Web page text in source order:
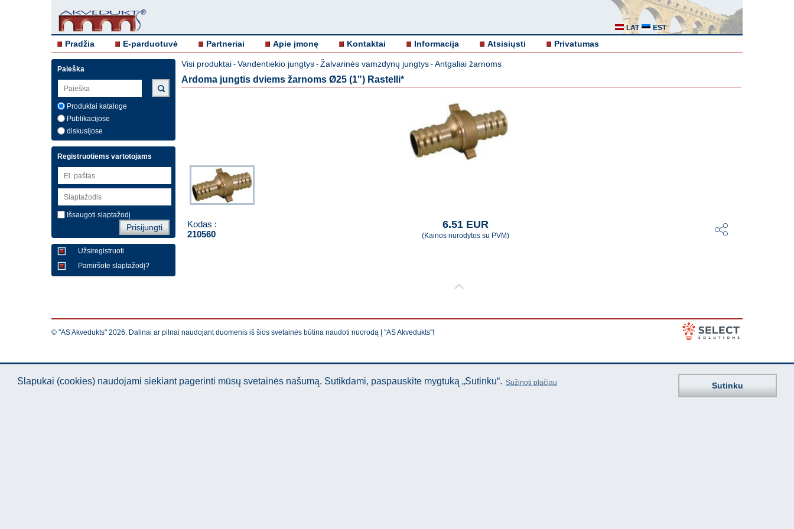
LAT EST
Pradžia E-parduotuvė Partneriai Apie įmonę Kontaktai Informacija Atsisiųsti Privatumas
Paieška
Produktai kataloge
Publikacijose
diskusijose
Registruotiems vartotojams
Išsaugoti slaptažodį
Užsiregistruoti
Pamiršote slaptažodį?
Visi produktai - Vandentiekio jungtys - Žalvarinės vamzdynų jungtys - Antgaliai žarnoms
Ardoma jungtis dviems žarnoms Ø25 (1") Rastelli*
Kodas :
210560
6.51 EUR
(Kainos nurodytos su PVM)
© "AS Akvedukts" 2026. Dalinai ar pilnai naudojant duomenis iš šios svetainės būtina naudoti nuorodą Į "AS Akvedukts"!
Slapukai (cookies) naudojami siekiant pagerinti mūsų svetainės našumą. Sutikdami, paspauskite mygtuką „Sutinku“. Sužinoti plačiau Sutinku